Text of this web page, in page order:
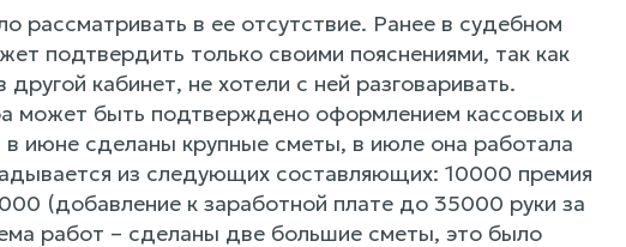
рассматривать в ее отсутствие. Ранее в судебном
подтвердить только своими пояснениями, так как
кабинет, не хотели с ней разговаривать.
может быть подтверждено оформлением кассовых и
в июне сделаны крупные сметы, в июле она работала
из следующих составляющих: 10000 премия
(добавление к заработной плате до 35000 руки за
работ – сделаны две большие сметы, это было